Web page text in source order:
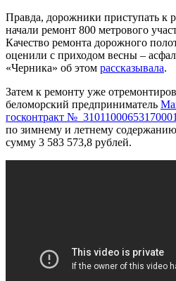
Правда, дорожники приступать к
начали ремонт 800 метрового
Качество ремонта дорожного
оценили с приходом весны –
«Черника» об этом рассказывала.
Затем к ремонту уже
беломорский предприниматель
госконтракт №
по зимнему и летнему
сумму 3 583 573,8 рублей.